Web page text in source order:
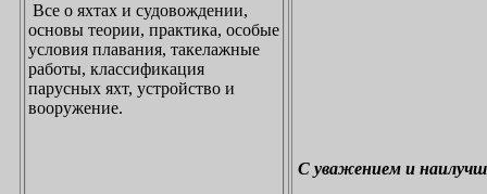
Все о яхтах и судовождении,
основы теории, практика, особые
условия плавания, такелажные
работы, классификация
парусных яхт, устройство и
вооружение.
С уважением и